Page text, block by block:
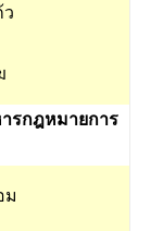
ว
รกฎหมายการ
ม